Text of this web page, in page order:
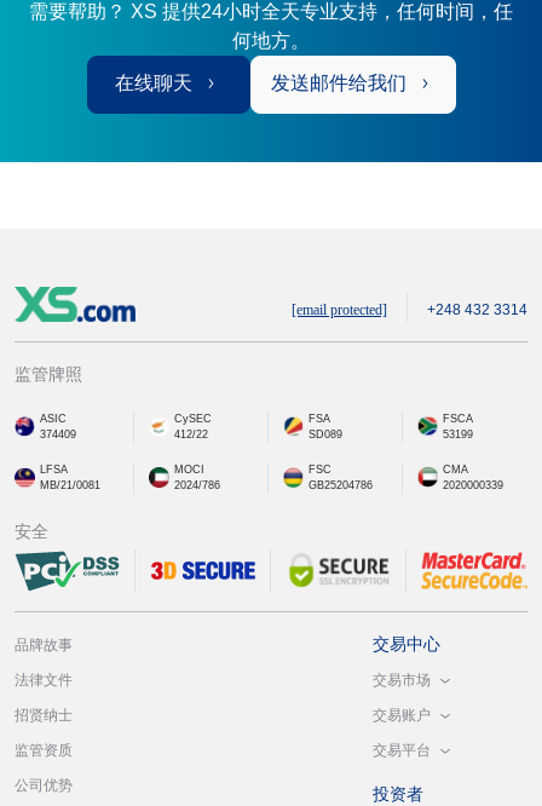
需要帮助？ XS 提供24小时全天专业支持，任何时间，任
何地方。
在线聊天 发送邮件给我们
[email protected] +248 432 3314
监管牌照
ASIC
374409
CySEC
412/22
FSA
SD089
FSCA
53199
LFSA
MB/21/0081
MOCI
2024/786
FSC
GB25204786
CMA
2020000339
安全
品牌故事
法律文件
招贤纳士
监管资质
公司优势
交易中心
交易市场
交易账户
交易平台
投资者